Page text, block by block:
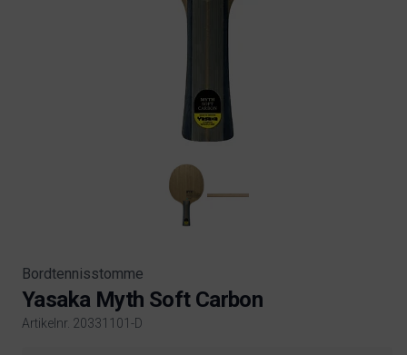
Bordtennisstomme
Yasaka Myth Soft Carbon
Artikelnr. 20331101-D